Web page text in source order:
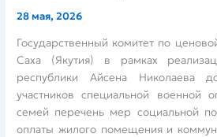
28 мая, 2026
Государственный комитет по
Саха (Якутия) в рамках
республики Айсена Николаева
участников специальной военной
семей перечень мер социальной
оплаты жилого помещения и